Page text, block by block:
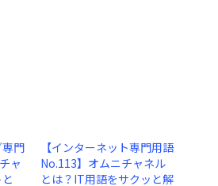
専門
ャ
【インターネット専門用語
No.113】オムニチャネル
とは？IT用語をサクッと解